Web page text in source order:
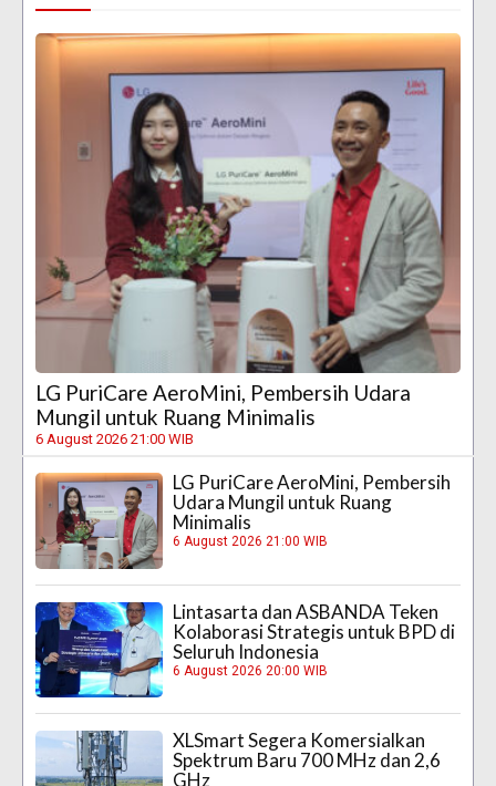
LG PuriCare AeroMini, Pembersih Udara
Mungil untuk Ruang Minimalis
6 August 2026 21:00 WIB
LG PuriCare AeroMini, Pembersih
Udara Mungil untuk Ruang
Minimalis
6 August 2026 21:00 WIB
Lintasarta dan ASBANDA Teken
Kolaborasi Strategis untuk BPD di
Seluruh Indonesia
6 August 2026 20:00 WIB
XLSmart Segera Komersialkan
Spektrum Baru 700 MHz dan 2,6
GHz